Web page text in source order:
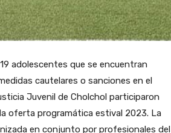
adolescentes que se encuentran
cautelares o sanciones en el
Juvenil de Cholchol participaron
oferta programática estival 2023. La
en conjunto por profesionales del